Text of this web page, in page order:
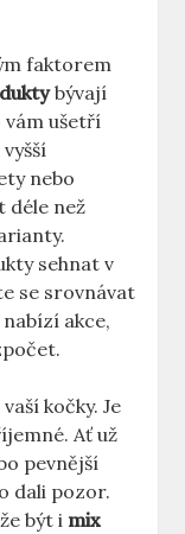
faktorem
bývají
vám ušetří
nebo
déle než
sehnat v
se srovnávat
akce,
kočky. Je
Ať už
pevnější
dali pozor.
být i mix